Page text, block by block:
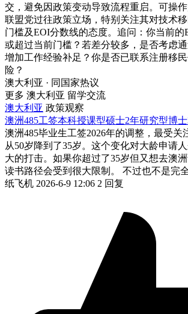
交，避免因政策变动导致流程重启。可操
联盟党过往政策立场，特别关注其对技术
门槛及EOI分数线的态度。追问：你当前的
或超过当前门槛？若差分较多，是否考虑
增加工作经验补足？你是否已联系注册移
险？
澳大利亚 · 同国家热议
更多 澳大利亚 留学交流
澳大利亚 政策观察
澳洲485工签本科授课型硕士2年研究型博
澳洲485毕业生工签2026年的调整，最受关
从50岁降到了35岁。这个变化对大龄申请
大的打击。如果你超过了35岁但又想去澳
读书路径会受到很大限制。 不过也不是完
纸飞机 2026-6-9 12:06 2 回复